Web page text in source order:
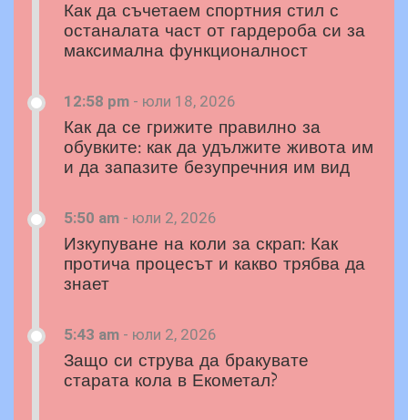
Как да съчетаем спортния стил с
останалата част от гардероба си за
максимална функционалност
12:58 pm - юли 18, 2026
Как да се грижите правилно за
обувките: как да удължите живота им
и да запазите безупречния им вид
5:50 am - юли 2, 2026
Изкупуване на коли за скрап: Как
протича процесът и какво трябва да
знает
5:43 am - юли 2, 2026
Защо си струва да бракувате
старата кола в Екометал?